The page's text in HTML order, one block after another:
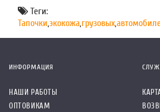
Теги:
Тапочки,экокожа,грузовых,
ИНФОРМАЦИЯ
НАШИ РАБОТЫ
ОПТОВИКАМ